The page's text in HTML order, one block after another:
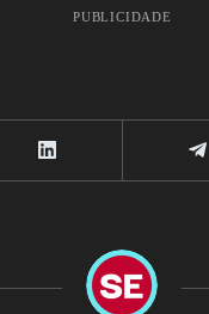
PUBLICIDADE